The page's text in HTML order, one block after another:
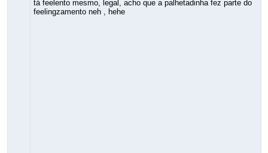
tá feelento mesmo, legal, acho que a palhetadinha fez parte do
feelingzamento neh , hehe